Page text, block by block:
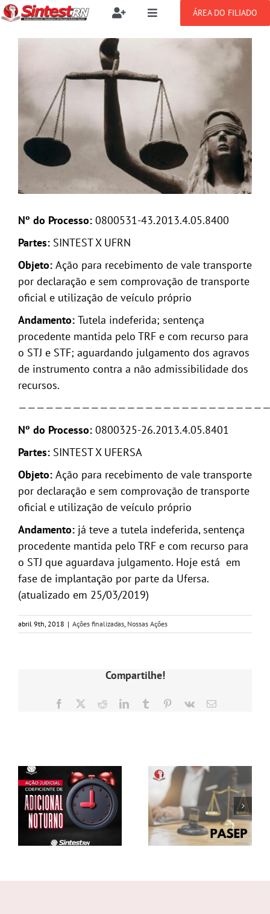
Ir
para
Toggle
Buscar
Benefícios
Setor jurídico
Toggle
NOTÍCIAS
PUBLICAÇÕES
CONGRESSOS
DOCUMENTOS
GALERIA
ÁREA DO FILIADO
Image
Nº do Processo: 0800531-43.2013.4.05.8400
Partes: SINTEST X UFRN
Objeto: Ação para recebimento de vale transporte
por declaração e sem comprovação de transporte
oficial e utilização de veículo próprio
Andamento: Tutela indeferida; sentença
procedente mantida pelo TRF e com recurso para
o STJ e STF; aguardando julgamento dos agravos
de instrumento contra a não admissibilidade dos
recursos.
Nº do Processo: 0800325-26.2013.4.05.8401
Partes: SINTEST X UFERSA
Objeto: Ação para recebimento de vale transporte
por declaração e sem comprovação de transporte
oficial e utilização de veículo próprio
Andamento: já teve a tutela indeferida, sentença
procedente mantida pelo TRF e com recurso para
o STJ que aguardava julgamento. Hoje está em
fase de implantação por parte da Ufersa.
(atualizado em 25/03/2019)
abril 9th, 2018 | Ações finalizadas, Nossas Ações
Compartilhe!
Facebook RedditLinkedInTumblr Pinterest
Vk
E-